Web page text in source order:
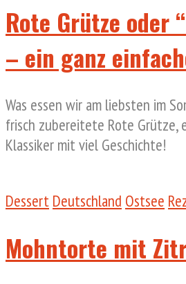
Rote Grütze oder
– ein ganz
Was essen wir am liebsten im
frisch zubereitete Rote Grütze,
Klassiker mit viel Geschichte!
Dessert Deutschland Ostsee
Mohntorte mit